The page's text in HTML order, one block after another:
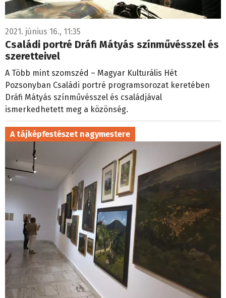
2021. június 16., 11:35
Családi portré Dráfi Mátyás színművésszel és
szeretteivel
A Több mint szomszéd – Magyar Kulturális Hét
Pozsonyban Családi portré programsorozat keretében
Dráfi Mátyás színművésszel és családjával
ismerkedhetett meg a közönség.
A tájképfestészet nagymestere